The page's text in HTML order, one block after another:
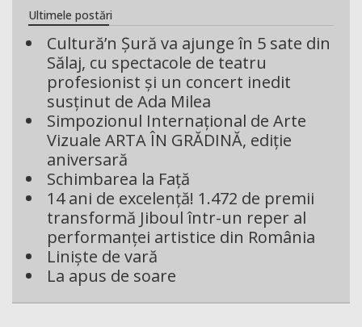
Ultimele postări
Cultură’n Șură va ajunge în 5 sate din
Sălaj, cu spectacole de teatru
profesionist și un concert inedit
susținut de Ada Milea
Simpozionul Internațional de Arte
Vizuale ARTA ÎN GRĂDINĂ, ediție
aniversară
Schimbarea la Față
14 ani de excelență! 1.472 de premii
transformă Jiboul într-un reper al
performanței artistice din România
Liniște de vară
La apus de soare